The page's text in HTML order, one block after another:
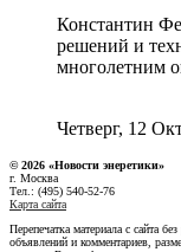
Константин
решений и
многолетним
Четверг, 12
© 2026 «Новости энеретики»
г. Москва
Тел.: (495) 540-52-76
Карта сайта
Перепечатка материала с сайта
объявлений и комментариев,